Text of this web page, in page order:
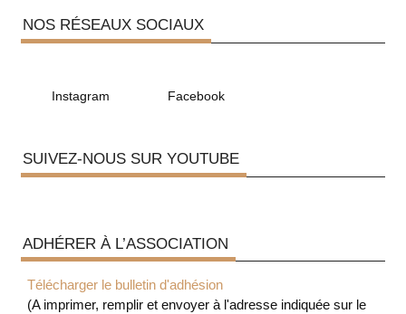
NOS RÉSEAUX SOCIAUX
Instagram Facebook
SUIVEZ-NOUS SUR YOUTUBE
ADHÉRER À L’ASSOCIATION
Télécharger le bulletin d'adhésion
(A imprimer, remplir et envoyer à l'adresse indiquée sur le